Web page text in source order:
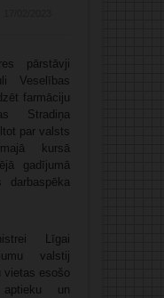
pārstāvji
Veselības
farmāciju
Stradiņa
par valsts
kursā
gadījumā
darbaspēka
Līgai
valstij
vietas esošo
un